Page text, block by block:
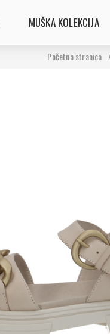
MUŠKA KOLEKCIJA
Početna stranica